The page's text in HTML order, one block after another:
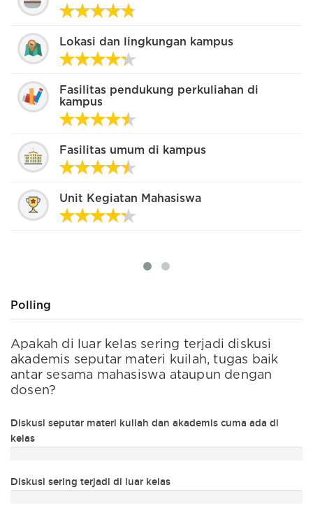
Lokasi dan lingkungan kampus
Fasilitas pendukung perkuliahan di
kampus
Fasilitas umum di kampus
Unit Kegiatan Mahasiswa
Polling
Apakah di luar kelas sering terjadi diskusi
akademis seputar materi kuilah, tugas baik
antar sesama mahasiswa ataupun dengan
dosen?
Diskusi seputar materi kuliah dan akademis cuma ada di
kelas
Diskusi sering terjadi di luar kelas